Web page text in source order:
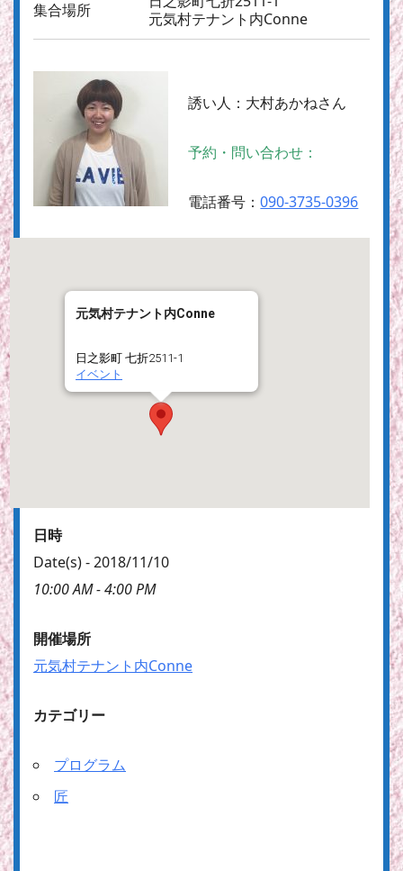
集合場所
元気村テナント内Conne
誘い人： 大村あかねさん
予約・問い合わせ：
電話番号：090-3735-0396
元気村テナント内Conne
日之影町 七折2511-1
イベント
日時
Date(s) - 2018/11/10
10:00 AM - 4:00 PM
開催場所
元気村テナント内Conne
カテゴリー
プログラム
匠